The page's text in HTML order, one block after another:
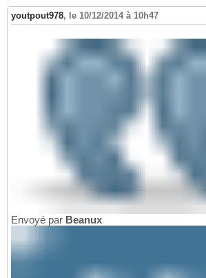
youtpout978, le 10/12/2014 à 10h47
Envoyé par Beanux